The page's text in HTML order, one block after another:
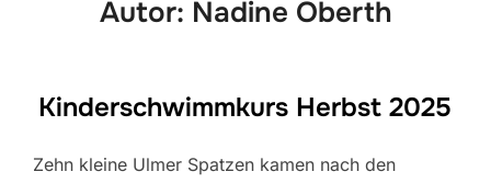
Autor: Nadine Oberth
Kinderschwimmkurs Herbst 2025
Zehn kleine Ulmer Spatzen kamen nach den